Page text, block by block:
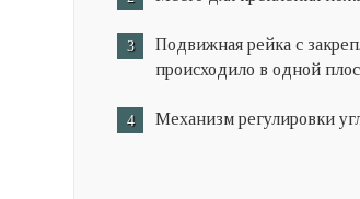
Подвижная рейка с
происходило в одной
Механизм регулировки